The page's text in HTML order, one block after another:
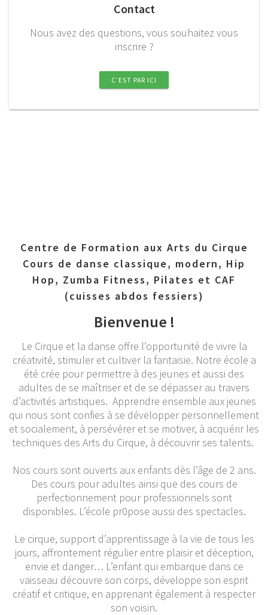
Contact
Nous avez des questions, vous souhaitez vous
inscrire ?
C’EST PAR ICI
Centre de Formation aux Arts du Cirque
Cours de danse classique, modern, Hip
Hop, Zumba Fitness, Pilates et CAF
(cuisses abdos fessiers)
Bienvenue !
Le Cirque et la danse offre l’opportunité de vivre la
créativité, stimuler et cultiver la fantaisie. Notre école a
été crée pour permettre à des jeunes et aussi des
adultes de se maîtriser et de se dépasser au travers
d’activités artistiques. Apprendre ensemble aux jeunes
qui nous sont confies à se développer personnellement
et socialement, à persévérer et se motiver, à acquérir les
techniques des Arts du Cirque, à découvrir ses talents.
Nos cours sont ouverts aux enfants dès l’âge de 2 ans.
Des cours pour adultes ainsi que des cours de
perfectionnement pour professionnels sont
disponibles. L’école pr0pose aussi des spectacles.
Le cirque, support d’apprentissage à la vie de tous les
jours, affrontement régulier entre plaisir et déception,
envie et danger… L’enfant qui embarque dans ce
vaisseau découvre son corps, développe son esprit
créatif et critique, en apprenant également à respecter
son voisin.